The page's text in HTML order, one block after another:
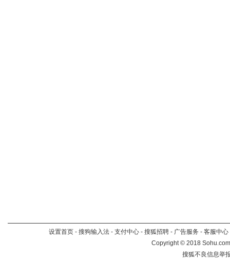
设置首页 - 搜狗输入法 - 支付中心 - 搜狐招聘 - 广告服务 - 客服中心
Copyright©2018
搜狐不良信息举